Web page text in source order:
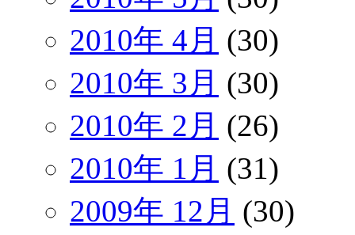
2010年 4月 (30)
2010年 3月 (30)
2010年 2月 (26)
2010年 1月 (31)
2009年 12月 (30)